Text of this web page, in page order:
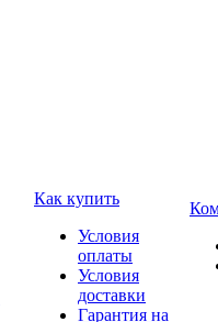
Как купить
Условия
оплаты
Условия
доставки
Гарантия на